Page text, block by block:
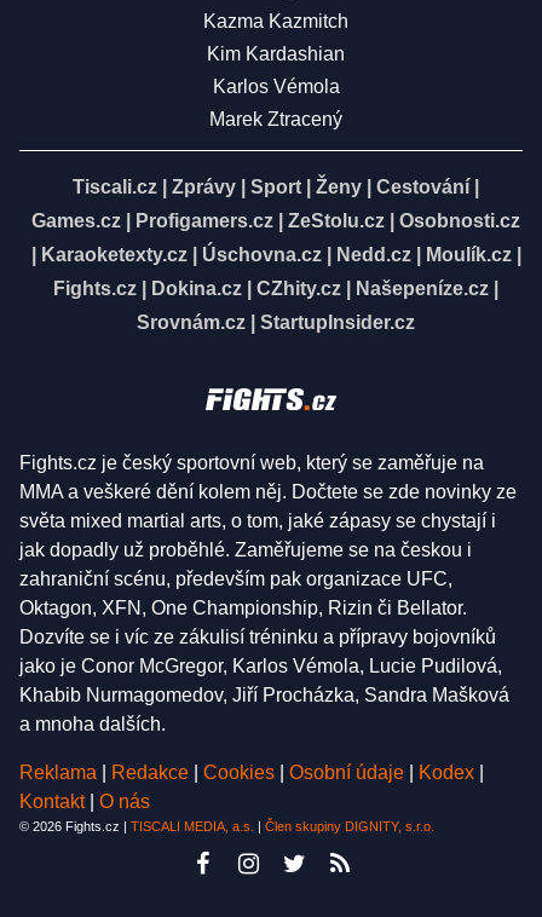
Kazma Kazmitch
Kim Kardashian
Karlos Vémola
Marek Ztracený
Tiscali.cz Zprávy Sport Ženy Cestování
Games.cz
Profigamers.cz ZeStolu.cz
Osobnosti.cz
Karaoketexty.cz| Úschovna.cz| Nedd.cz| Moulík.cz|
Fights.cz
Dokina.cz CZhity.cz Našepeníze.cz
Srovnám.cz
StartupInsider.cz
Fights.cz je český sportovní web, který se zaměřuje na
MMA a veškeré dění kolem něj. Dočtete se zde novinky ze
světa mixed martial arts, o tom, jaké zápasy se chystají i
jak dopadly už proběhlé. Zaměřujeme se na českou i
zahraniční scénu, především pak organizace UFC,
Oktagon, XFN, One Championship, Rizin či Bellator.
Dozvíte se i víc ze zákulisí tréninku a přípravy bojovníků
jako je Conor McGregor, Karlos Vémola, Lucie Pudilová,
Khabib Nurmagomedov, Jiří Procházka, Sandra Mašková
a mnoha dalších.
Reklama Redakce Cookies Osobní údaje Kodex
Kontakt
O nás
© 2026 Fights.cz | TISCALI MEDIA, a.s. Člen skupiny DIGNITY, s.r.o.